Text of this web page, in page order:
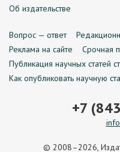
Об издательстве
Вопрос — ответ
Реклама на сайте
Срочная
Публикация научных статей
Как опубликовать научную
+7
© 2008–2026,